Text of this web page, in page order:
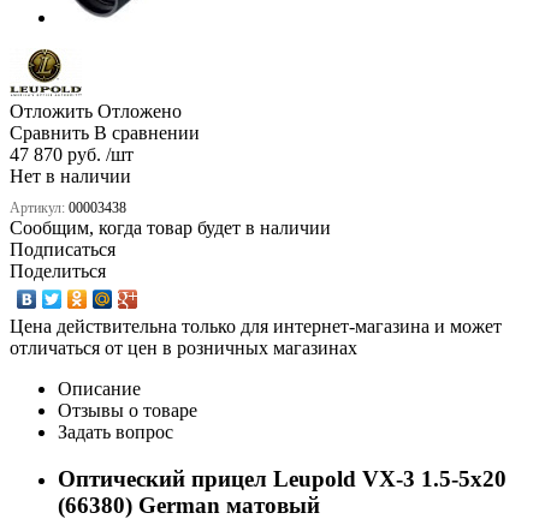
Отложить Отложено
Сравнить В сравнении
47 870 руб. /шт
Нет в наличии
Артикул: 00003438
Сообщим, когда товар будет в наличии
Подписаться
Поделиться
Цена действительна только для интернет-магазина и может
отличаться от цен в розничных магазинах
Описание
Отзывы о товаре
Задать вопрос
Оптический прицел Leupold VX-3 1.5-5х20
(66380) German матовый